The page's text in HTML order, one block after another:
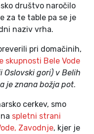
društvo naročilo
za te table pa se je
naziv vrha.
pri domačinih,
skupnosti Bele Vode
Oslovski gori) v Belih
je znana božja pot.
cerkev, smo
spletni strani
Zavodnje, kjer je